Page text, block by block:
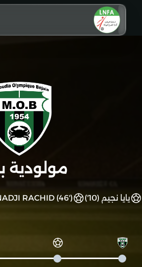
مولودية
يايا نجيم (10') RACHID (46')